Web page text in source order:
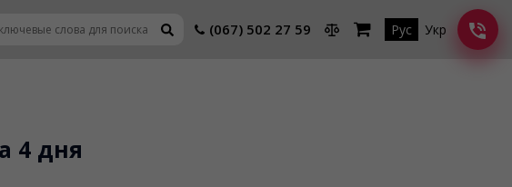
(067) 502 27 59 Рус Укр
4 дня